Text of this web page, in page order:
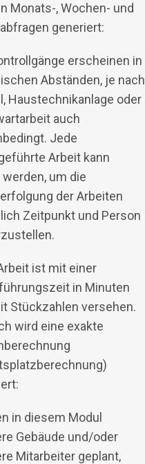
Monats-, Wochen- und
generiert:
erscheinen in
Abständen, je nach
Haustechnikanlage oder
auch
Jede
Arbeit kann
um die
der Arbeiten
Zeitpunkt und Person
ist mit einer
in Minuten
Stückzahlen versehen.
wird eine exakte
in diesem Modul
Gebäude und/oder
Mitarbeiter geplant,